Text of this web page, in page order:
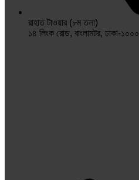
রাহাত টাওয়ার (৮ম তলা)
১৪ লিংক রোড, বাংলামটর, ঢাকা-১০০০